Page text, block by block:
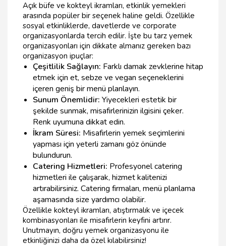
Açık büfe ve kokteyl ikramları, etkinlik yemekleri
arasında popüler bir seçenek haline geldi. Özellikle
sosyal etkinliklerde, davetlerde ve corporate
organizasyonlarda tercih edilir. İşte bu tarz yemek
organizasyonları için dikkate almanız gereken bazı
organizasyon ipuçlar:
Çeşitlilik Sağlayın: Farklı damak zevklerine hitap
etmek için et, sebze ve vegan seçeneklerini
içeren geniş bir menü planlayın.
Sunum Önemlidir: Yiyecekleri estetik bir
şekilde sunmak, misafirlerinizin ilgisini çeker.
Renk uyumuna dikkat edin.
İkram Süresi: Misafirlerin yemek seçimlerini
yapması için yeterli zamanı göz önünde
bulundurun.
Catering Hizmetleri: Profesyonel catering
hizmetleri ile çalışarak, hizmet kalitenizi
artırabilirsiniz. Catering firmaları, menü planlama
aşamasında size yardımcı olabilir.
Özellikle kokteyl ikramları, atıştırmalık ve içecek
kombinasyonları ile misafirlerin keyfini artırır.
Unutmayın, doğru yemek organizasyonu ile
etkinliğinizi daha da özel kılabilirsiniz!